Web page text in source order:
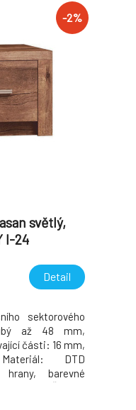
-2%
světlý,
I-24
Detail
sektorového
až 48 mm,
části: 16 mm,
DTD
barevné